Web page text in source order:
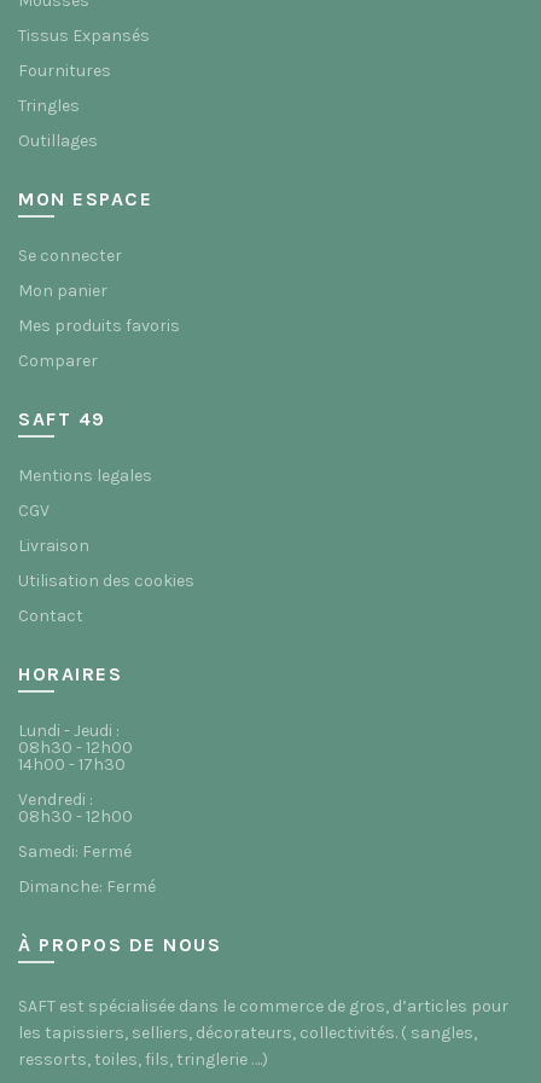
Tissus Expansés
Fournitures
Tringles
Outillages
MON ESPACE
Se connecter
Mon panier
Mes produits favoris
Comparer
SAFT 49
Mentions legales
CGV
Livraison
Utilisation des cookies
Contact
HORAIRES
Lundi - Jeudi :
08h30 - 12h00
14h00 - 17h30
Vendredi :
08h30 - 12h00
Samedi: Fermé
Dimanche: Fermé
À PROPOS DE NOUS
SAFT est spécialisée dans le commerce de gros, d’articles pour
les tapissiers, selliers, décorateurs, collectivités. ( sangles,
ressorts, toiles, fils, tringlerie ….)